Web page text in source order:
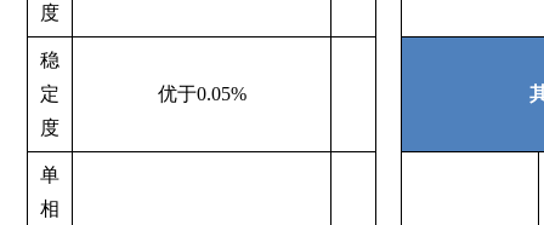
度
稳
定
度
优于0.05%
单
相